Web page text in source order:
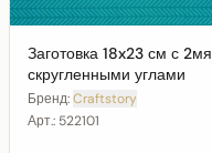
Заготовка 18x23 см с 2мя
скругленными углами
Бренд:Craftstory
Арт.: 522101